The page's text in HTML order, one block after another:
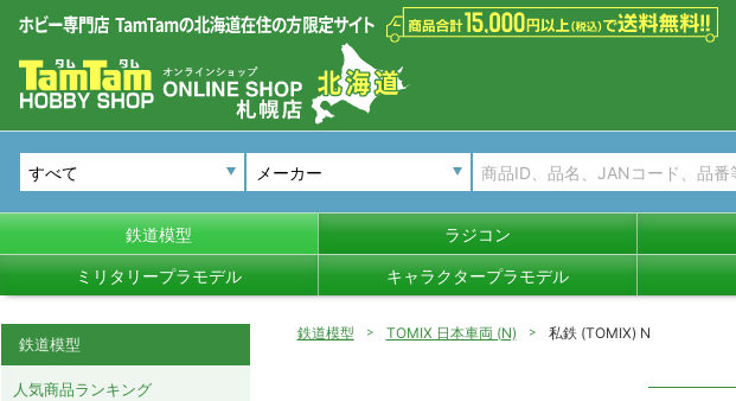
メーカー
鉄道模型 ラジコン
ミリタリープラモデル キャラクタープラモデル
鉄道模型 TOMIX 日本車両 (N) 私鉄 (TOMIX) N
鉄道模型
人気商品ランキング